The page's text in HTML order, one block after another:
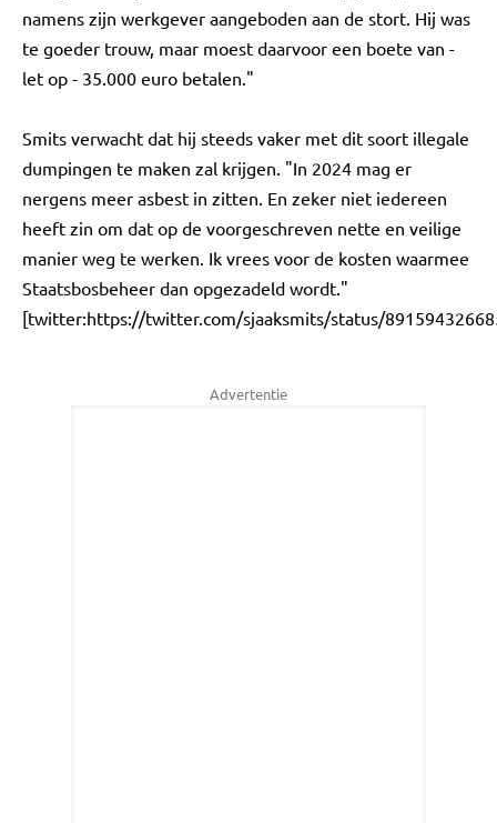
namens zijn werkgever aangeboden aan de stort. Hij was
te goeder trouw, maar moest daarvoor een boete van -
let op - 35.000 euro betalen."
Smits verwacht dat hij steeds vaker met dit soort illegale
dumpingen te maken zal krijgen. "In 2024 mag er
nergens meer asbest in zitten. En zeker niet iedereen
heeft zin om dat op de voorgeschreven nette en veilige
manier weg te werken. Ik vrees voor de kosten waarmee
Staatsbosbeheer dan opgezadeld wordt."
[twitter:https://twitter.com/sjaaksmits/status/
Advertentie